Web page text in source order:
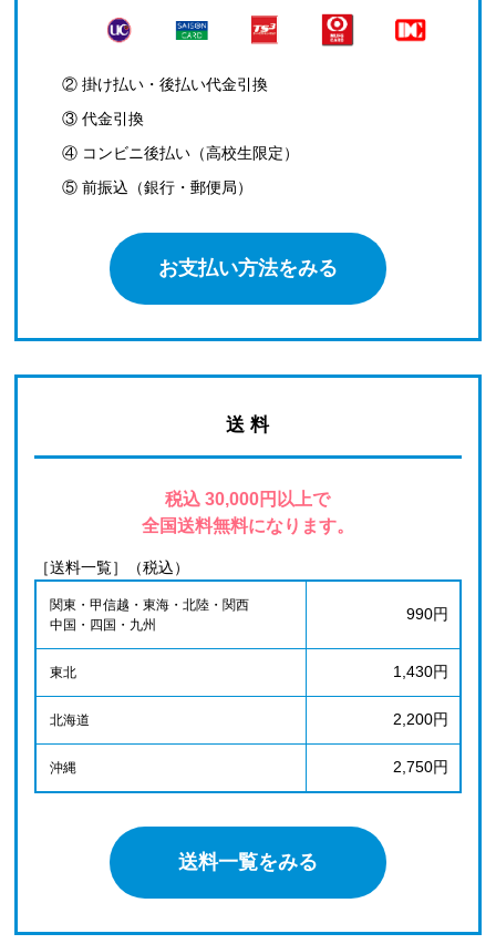
② 掛け払い・後払い代金引換
③ 代金引換
④ コンビニ後払い（高校生限定）
⑤ 前振込（銀行・郵便局）
お支払い方法をみる
送 料
税込 30,000円以上で
全国送料無料になります。
［送料一覧］（税込）
関東・甲信越・東海・北陸・関西
中国・四国・九州
990円
東北 1,430円
北海道 2,200円
沖縄 2,750円
送料一覧をみる